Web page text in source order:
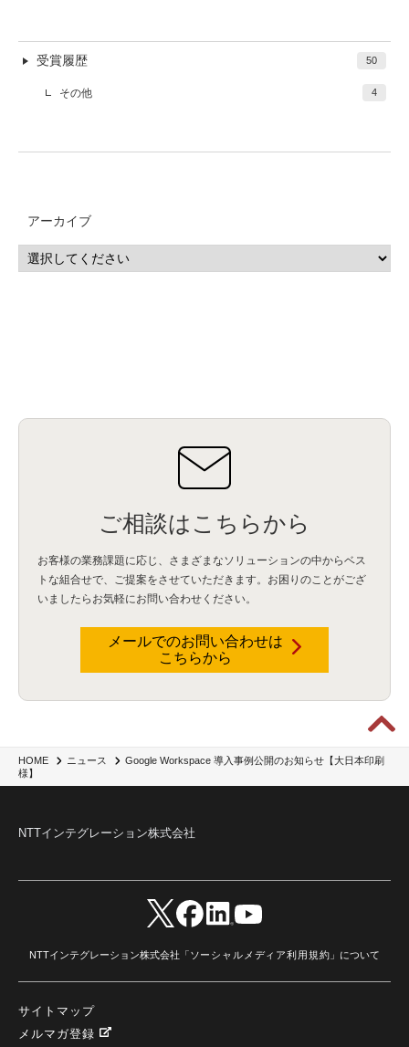
HOME ニュース
Google Workspace 導入事例公開のお知らせ【大日本印刷
様】
受賞履歴 50
その他 4
アーカイブ
ご相談はこちらから
お客様の業務課題に応じ、さまざまなソリューションの中からベス
トな組合せで、
ご提案をさせていただきます。お困りのことがござ
いましたらお気軽にお問い合わせください。
メールでのお問い合わせは
こちらから
NTTインテグレーション株式会社
NTTインテグレーション株式会社「ソーシャルメディア利用規約 」について
サイトマップ
メルマガ登録